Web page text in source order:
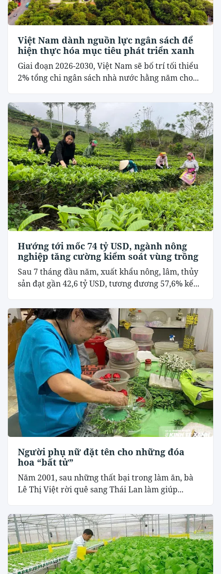
Việt Nam dành nguồn lực ngân sách để
hiện thực hóa mục tiêu phát triển xanh
Giai đoạn 2026-2030, Việt Nam sẽ bố trí tối thiểu
2% tổng chi ngân sách nhà nước hằng năm cho...
Hướng tới mốc 74 tỷ USD, ngành nông
nghiệp tăng cường kiểm soát vùng trồng
Sau 7 tháng đầu năm, xuất khẩu nông, lâm, thủy
sản đạt gần 42,6 tỷ USD, tương đương 57,6% kế...
Người phụ nữ đặt tên cho những đóa
hoa “bất tử”
Năm 2001, sau những thất bại trong làm ăn, bà
Lê Thị Việt rời quê sang Thái Lan làm giúp...